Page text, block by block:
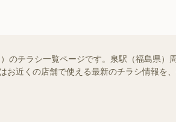
のチラシ一覧ページです。泉駅（福島県
お近くの店舗で使える最新のチラシ情報を